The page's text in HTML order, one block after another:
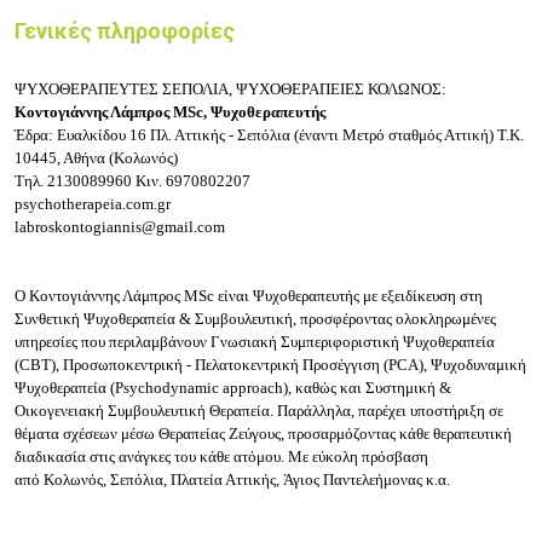
Γενικές πληροφορίες
ΨΥΧΟΘΕΡΑΠΕΥΤΕΣ ΣΕΠΟΛΙΑ, ΨΥΧΟΘΕΡΑΠΕΙΕΣ ΚΟΛΩΝΟΣ:
Κοντογιάννης Λάμπρος MSc, Ψυχοθεραπευτής
Έδρα: Ευαλκίδου 16 Πλ. Αττικής - Σεπόλια (έναντι Μετρό σταθμός Αττική) Τ.Κ.
10445, Αθήνα (Κολωνός)
Τηλ. 2130089960 Κιν. 6970802207
psychotherapeia.com.gr
labroskontogiannis@gmail.com
Ο Κοντογιάννης Λάμπρος MSc είναι Ψυχοθεραπευτής με εξειδίκευση στη
Συνθετική Ψυχοθεραπεία & Συμβουλευτική, προσφέροντας ολοκληρωμένες
υπηρεσίες που περιλαμβάνουν Γνωσιακή Συμπεριφοριστική Ψυχοθεραπεία
(CBT), Προσωποκεντρική - Πελατοκεντρική Προσέγγιση (PCA), Ψυχοδυναμική
Ψυχοθεραπεία (Psychodynamic approach), καθώς και Συστημική &
Οικογενειακή Συμβουλευτική Θεραπεία. Παράλληλα, παρέχει υποστήριξη σε
θέματα σχέσεων μέσω Θεραπείας Ζεύγους, προσαρμόζοντας κάθε θεραπευτική
διαδικασία στις ανάγκες του κάθε ατόμου. Με εύκολη πρόσβαση
από Κολωνός, Σεπόλια, Πλατεία Αττικής, Άγιος Παντελεήμονας κ.α.